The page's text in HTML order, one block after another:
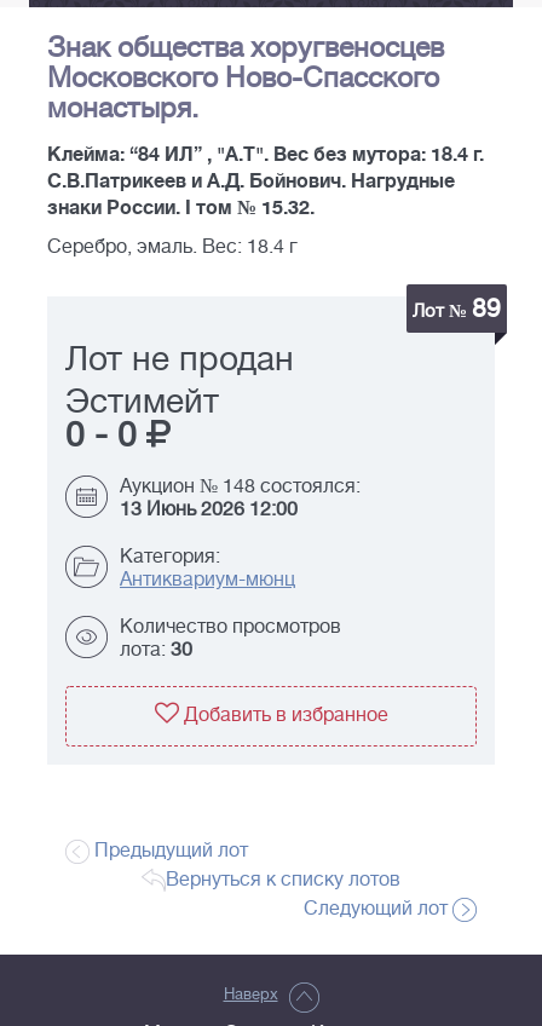
Знак общества хоругвеносцев
Московского Ново-Спасского
монастыря.
Клейма: “84 ИЛ” , "А.Т". Вес без мутора: 18.4 г.
С.В.Патрикеев и А.Д. Бойнович. Нагрудные
знаки России. I том № 15.32.
Серебро, эмаль. Вес: 18.4 г
Лот № 89
Лот не продан
Эстимейт
0 - 0
Аукцион № 148 состоялся:
13 Июнь 2026 12:00
Категория:
Антиквариум-мюнц
Количество просмотров
лота: 30
Добавить в избранное
Предыдущий лот
Вернуться к списку лотов
Следующий лот
Наверх